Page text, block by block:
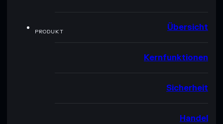
PRODUKT Übersicht
Kernfunktionen
Sicherheit
Handel